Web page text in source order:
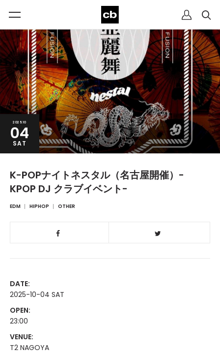
2025.10
04
SAT
K-POPナイトネスタル（名古屋開催）-
KPOP DJ クラブイベント-
EDM HIPHOP OTHER
DATE:
2025-10-04 SAT
OPEN:
23:00
VENUE:
T2 NAGOYA